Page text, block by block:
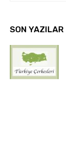
SON YAZILAR